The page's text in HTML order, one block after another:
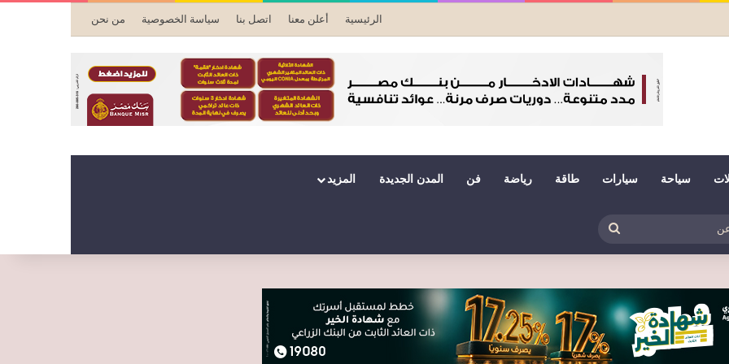
الرئيسية أعلن معنا اتصل بنا سياسة الخصوصية من نحن
سياحة سيارات طاقة رياضة فن المدن الجديدة المزيد
عن